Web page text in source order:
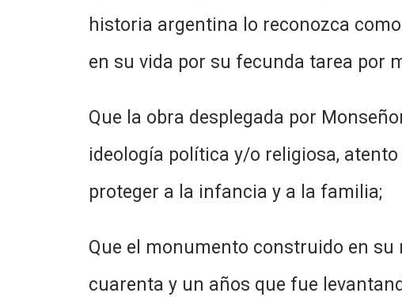
historia argentina lo reconozca
en su vida por su fecunda tarea por
Que la obra desplegada por
ideología política y/o religiosa,
proteger a la infancia y a la familia;
Que el monumento construido en su
cuarenta y un años que fue